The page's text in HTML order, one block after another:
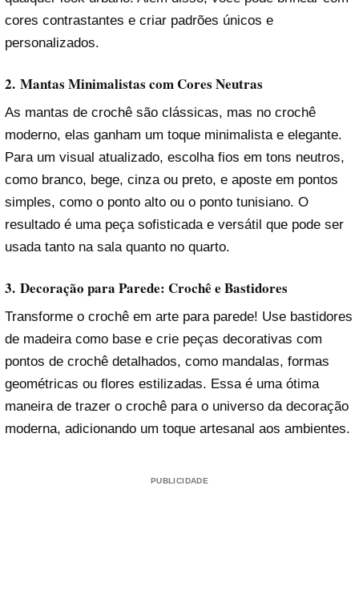
cores contrastantes e criar padrões únicos e
personalizados.
2. Mantas Minimalistas com Cores Neutras
As mantas de crochê são clássicas, mas no crochê
moderno, elas ganham um toque minimalista e elegante.
Para um visual atualizado, escolha fios em tons neutros,
como branco, bege, cinza ou preto, e aposte em pontos
simples, como o ponto alto ou o ponto tunisiano. O
resultado é uma peça sofisticada e versátil que pode ser
usada tanto na sala quanto no quarto.
3. Decoração para Parede: Crochê e Bastidores
Transforme o crochê em arte para parede! Use bastidores
de madeira como base e crie peças decorativas com
pontos de crochê detalhados, como mandalas, formas
geométricas ou flores estilizadas. Essa é uma ótima
maneira de trazer o crochê para o universo da decoração
moderna, adicionando um toque artesanal aos ambientes.
PUBLICIDADE